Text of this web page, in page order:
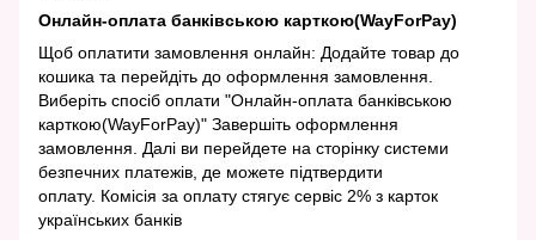
Онлайн-оплата банківською карткою(WayForPay)
Щоб оплатити замовлення онлайн: Додайте товар до
кошика та перейдіть до оформлення замовлення.
Виберіть спосіб оплати "Онлайн-оплата банківською
карткою(WayForPay)" Завершіть оформлення
замовлення. Далі ви перейдете на сторінку системи
безпечних платежів, де можете підтвердити
оплату. Комісія за оплату стягує сервіс 2% з карток
українських банків